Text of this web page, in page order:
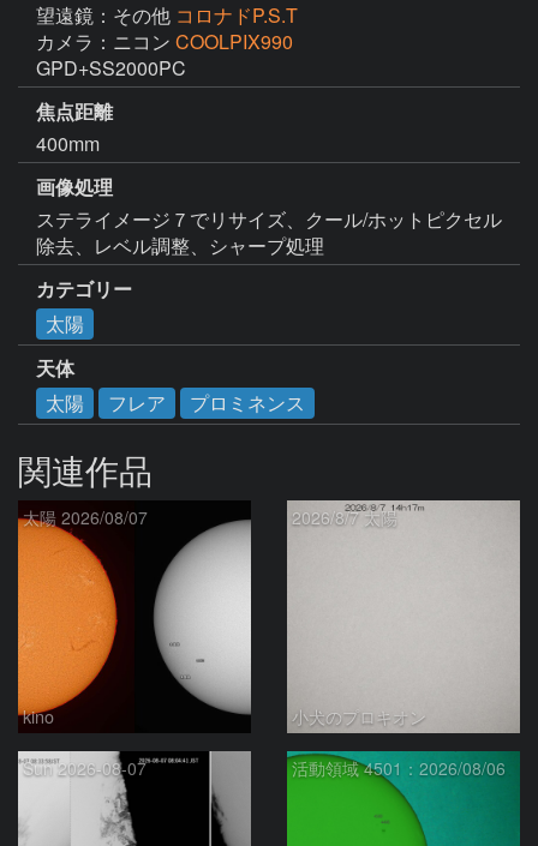
望遠鏡：その他 コロナドP.S.T
カメラ：ニコン COOLPIX990
GPD+SS2000PC
焦点距離
400mm
画像処理
ステライメージ７でリサイズ、クール/ホットピクセル
除去、レベル調整、シャープ処理
カテゴリー
太陽
天体
太陽
フレア プロミネンス
関連作品
太陽 2026/08/07
kino
2026/8/7 太陽
小犬のプロキオン
Sun 2026-08-07 活動領域 4501：2026/08/06